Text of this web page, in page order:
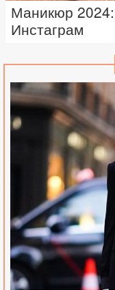
Маникюр
Инстаграм